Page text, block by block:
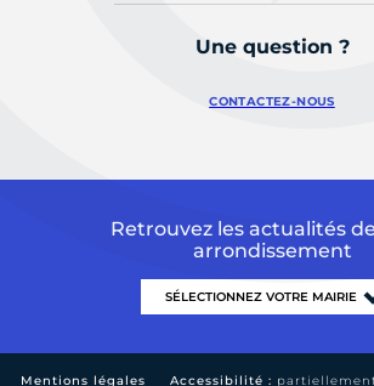
Une question ?
CONTACTEZ-NOUS
Retrouvez les actualités
arrondissement
Mentions légales Accessibilité :